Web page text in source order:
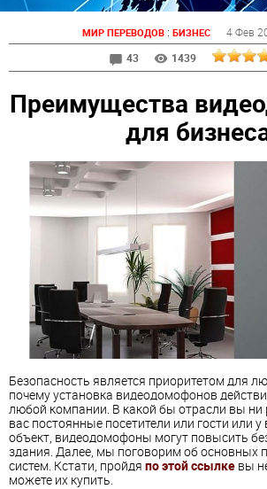
МИР ПЕРЕВОДОВ : БИЗНЕС 4 Фев
43
1439
Преимущества
для
Безопасность является приоритетом для
почему установка видеодомофонов
любой компании. В какой бы отрасли вы ни
вас постоянные посетители или гости или
объект, видеодомофоны могут повысить
здания. Далее, мы поговорим об основных
систем. Кстати, пройдя по этой ссылке вы
можете их купить.